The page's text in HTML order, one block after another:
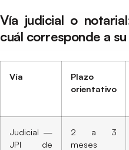
Vía judicial o
cuál corresponde a
Vía
Plazo
orientativo
Judicial —
JPI de
2 a 3
meses